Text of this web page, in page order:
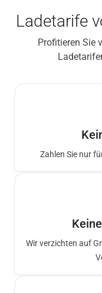
Ladetarife
Profitieren Sie
Zahlen Sie nur
Wir verzichten auf